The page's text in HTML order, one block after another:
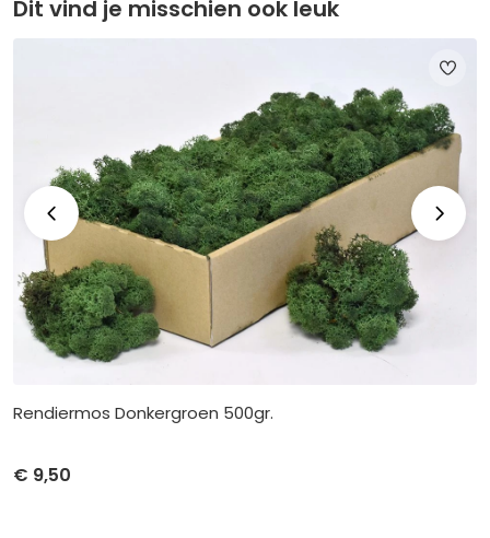
Dit vind je misschien ook leuk
Rendiermos Donkergroen 500gr.
€ 9,50